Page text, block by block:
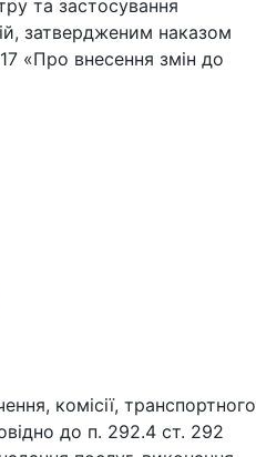
та застосування
затвердженим наказом
«Про внесення змін до
комісії, транспортного
до п. 292.4 ст. 292